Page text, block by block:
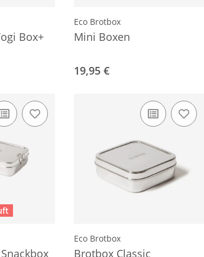
Box+
Eco Brotbox
Mini Boxen
19,95 €
Eco Brotbox
Brotbox Classic